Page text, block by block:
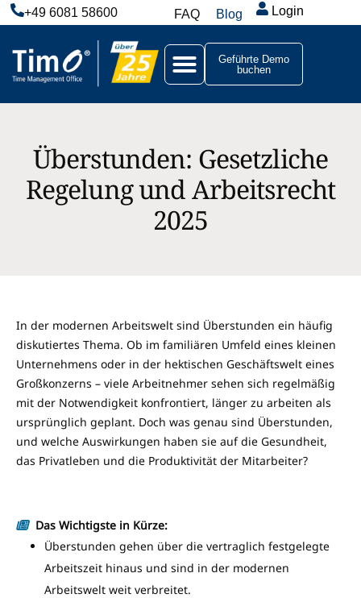
+49 6081 58600 FAQ Blog Login
Geführte Demo
buchen
Überstunden: Gesetzliche
Regelung und Arbeitsrecht
2025
In der modernen Arbeitswelt sind Überstunden ein häufig
diskutiertes Thema. Ob im familiären Umfeld eines kleinen
Unternehmens oder in der hektischen Geschäftswelt eines
Großkonzerns – viele Arbeitnehmer sehen sich regelmäßig
mit der Notwendigkeit konfrontiert, länger zu arbeiten als
ursprünglich geplant. Doch was genau sind Überstunden,
und welche Auswirkungen haben sie auf die Gesundheit,
das Privatleben und die Produktivität der Mitarbeiter?
Das Wichtigste in Kürze:
Überstunden gehen über die vertraglich festgelegte
Arbeitszeit hinaus und sind in der modernen
Arbeitswelt weit verbreitet.